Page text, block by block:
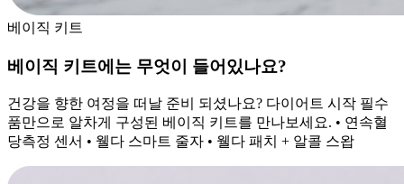
베이직 키트
베이직 키트에는 무엇이 들어있나요?
건강을 향한 여정을 떠날 준비 되셨나요? 다이어트 시작 필수
품만으로 알차게 구성된 베이직 키트를 만나보세요. • 연속혈
당측정 센서 • 웰다 스마트 줄자 • 웰다 패치 + 알콜 스왑